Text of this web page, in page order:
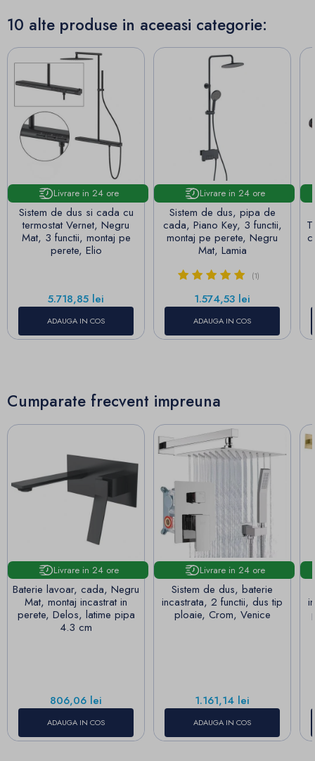
10 alte produse in aceeasi categorie:
Livrare in 24 ore
Sistem de dus si cada cu
termostat Vernet, Negru
Mat, 3 functii, montaj pe
perete, Elio
Pret
5.718,85 lei
ADAUGA IN COS
Livrare in 24 ore
Sistem de dus, pipa de
cada, Piano Key, 3 functii,
montaj pe perete, Negru
Mat, Lamia
(1)
Pret
1.574,53 lei
ADAUGA IN COS
cu
Cumparate frecvent impreuna
Livrare in 24 ore
Baterie lavoar, cada, Negru
Mat, montaj incastrat in
perete, Delos, latime pipa
4.3 cm
Pret
806,06 lei
ADAUGA IN COS
Livrare in 24 ore
Sistem de dus, baterie
incastrata, 2 functii, dus tip
ploaie, Crom, Venice
Pret
1.161,14 lei
ADAUGA IN COS